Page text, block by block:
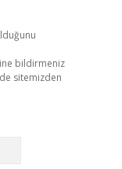
bildirmeniz
sitemizden